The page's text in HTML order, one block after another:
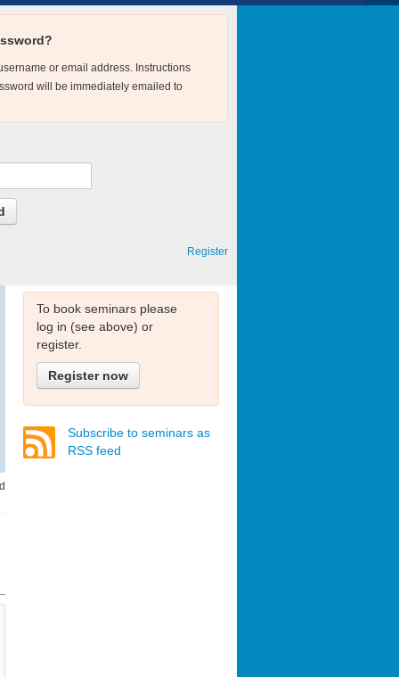
or email address. Instructions
will be immediately emailed to
Register
To book seminars please
log in (see above) or
register.
Register now
Subscribe to seminars as
RSS feed